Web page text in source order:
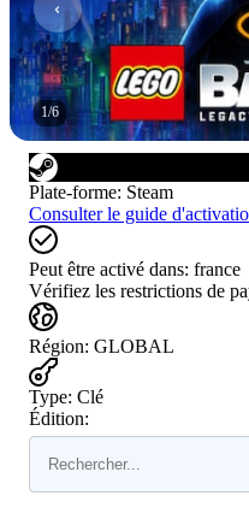
1/6
Plate-forme: Steam
Consulter le guide
Peut être activé dans: france
Vérifiez les restrictions de
Région: GLOBAL
Type: Clé
Édition: